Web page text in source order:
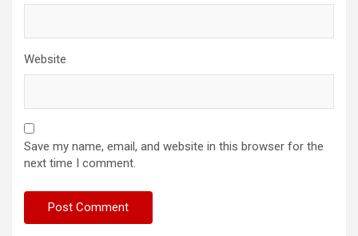
Website
Save my name, email, and website in this browser for the
next time I comment.